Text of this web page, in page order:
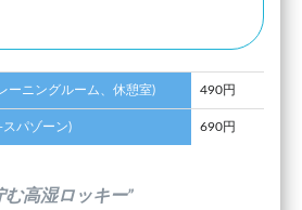
ーニングルーム、休憩室) 490円
スパゾーン) 690円
む高湿ロッキー”